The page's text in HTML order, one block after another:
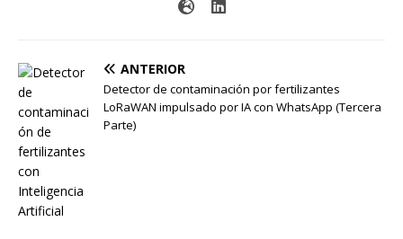
ANTERIOR
Detector de contaminación por fertilizantes
LoRaWAN impulsado por IA con WhatsApp (Tercera
Parte)